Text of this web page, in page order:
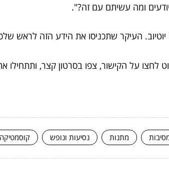
ומה עשיתם עם זה?".
העיקר שתכניסו את הידע הזה לראש
על הקישור, צפו בסרטון קצר, ותתחילו
מתנות נסיעות ונופש